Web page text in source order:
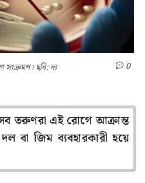
সংক্রমণ। ছবি: দ্য
0
তরুণরা এই রোগে আক্রান্ত
বা জিম ব্যবহারকারী হয়ে